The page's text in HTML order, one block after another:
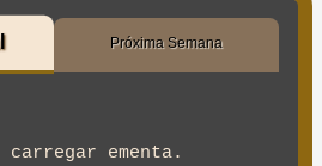
Próxima Semana
carregar ementa.